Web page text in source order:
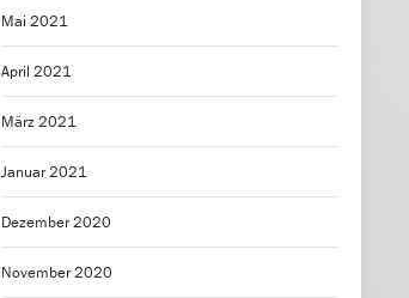
Mai 2021
April 2021
März 2021
Januar 2021
Dezember 2020
November 2020